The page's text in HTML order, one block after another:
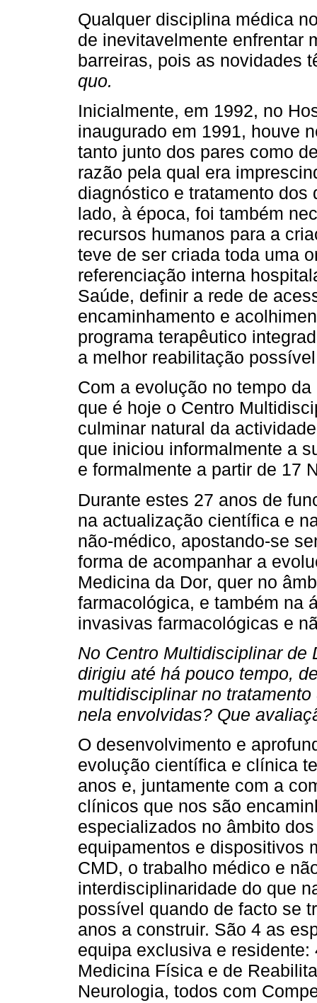
Qualquer disciplina médica
de inevitavelmente enfrentar
barreiras, pois as novidades
quo.
Inicialmente, em 1992, no
inaugurado em 1991, houve
tanto junto dos pares como
razão pela qual era
diagnóstico e tratamento dos
lado, à época, foi também
recursos humanos para a
teve de ser criada toda uma
referenciação interna
Saúde, definir a rede de
encaminhamento e
programa terapêutico
a melhor reabilitação
Com a evolução no tempo
que é hoje o Centro
culminar natural da
que iniciou informalmente a
e formalmente a partir de 17
Durante estes 27 anos de
na actualização científica e
não-médico, apostando-se
forma de acompanhar a
Medicina da Dor, quer no
farmacológica, e também na
invasivas farmacológicas e
No Centro Multidisciplinar de
dirigiu até há pouco tempo,
multidisciplinar no
nela envolvidas? Que
O desenvolvimento e
evolução científica e clínica
anos e, juntamente com a
clínicos que nos são
especializados no âmbito
equipamentos e dispositivos
CMD, o trabalho médico e
interdisciplinaridade do que
possível quando de facto se
anos a construir. São 4 as
equipa exclusiva e
Medicina Física e de
Neurologia, todos com